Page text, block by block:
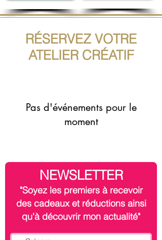
RÉSERVEZ VOTRE
ATELIER CRÉATIF
Pas d'événements pour le
moment
NEWSLETTER
"Soyez les premiers à recevoir
des cadeaux et réductions ainsi
qu'à découvrir mon actualité"